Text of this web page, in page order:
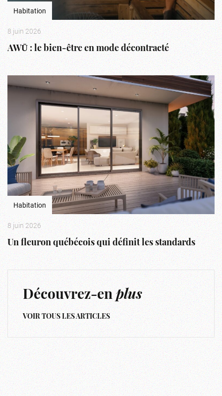
Habitation
8 juin 2026
AWŪ : le bien-être en mode décontracté
Habitation
8 juin 2026
Un fleuron québécois qui définit les standards
Découvrez-enplus
VOIR TOUS LES ARTICLES